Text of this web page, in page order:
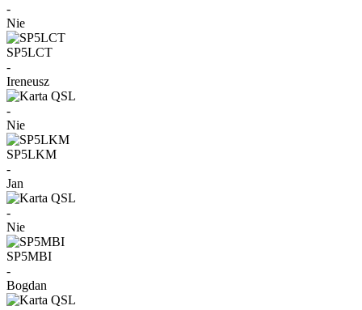
-
Nie
SP5LCT
-
Ireneusz
-
Nie
SP5LKM
-
Jan
-
Nie
SP5MBI
-
Bogdan